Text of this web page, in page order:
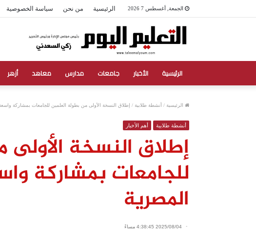
الجمعة, أغسطس 7 2026 الرئيسية من نحن سياسة الخصوصية
الرئيسية الأخبار جامعات مدارس معاهد أزهر
الرئيسية / أنشطة طلابية / إطلاق النسخة الأولى من بطولة العلمين للجامعات بمشاركة
أنشطة طلابية أهم الأخبار
إطلاق النسخة
للجامعات بمشاركة
المصرية
2025/08/04 4:38:45 مساءً